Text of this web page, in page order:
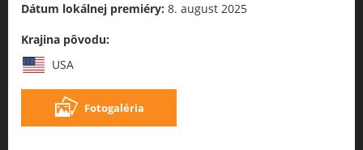
Dátum lokálnej premiéry: 8. august 2025
Krajina pôvodu:
USA
Fotogaléria